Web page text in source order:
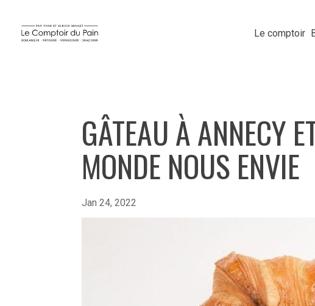
Le comptoir
GÂTEAU À ANNECY
MONDE NOUS ENVIE
Jan 24, 2022